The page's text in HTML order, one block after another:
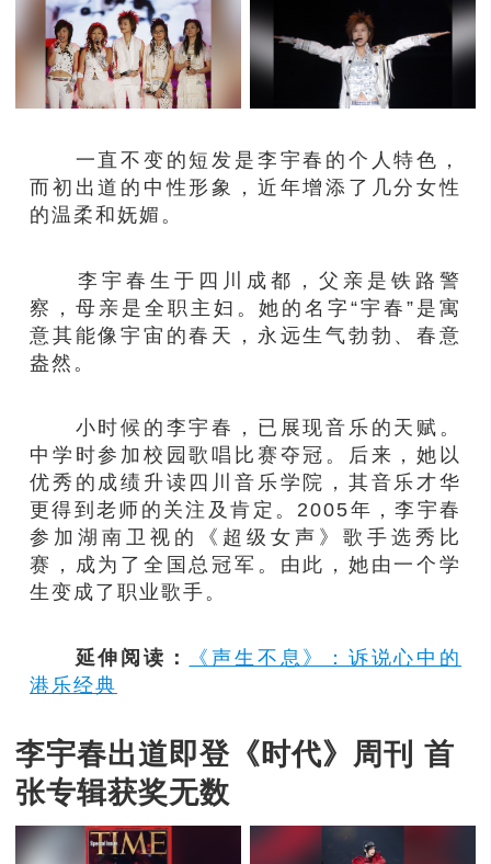
一直不变的短发是李宇春的个人特色，
而初出道的中性形象，近年增添了几分女性
的温柔和妩媚。
李宇春生于四川成都，父亲是铁路警
察，母亲是全职主妇。她的名字“宇春”是寓
意其能像宇宙的春天，永远生气勃勃、春意
盎然。
小时候的李宇春，已展现音乐的天赋。
中学时参加校园歌唱比赛夺冠。后来，她以
优秀的成绩升读四川音乐学院，其音乐才华
更得到老师的关注及肯定。2005年，李宇春
参加湖南卫视的《超级女声》歌手选秀比
赛，成为了全国总冠军。由此，她由一个学
生变成了职业歌手。
延伸阅读：
《声生不息》：诉说心中的
港乐经典
李宇春出道即登《时代》周刊 首
张专辑获奖无数